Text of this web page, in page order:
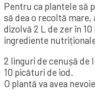
Pentru ca plantele să
să dea o recoltă
dizolvă 2 L de zer în 10
ingrediente
2 linguri de cenușă de
10 picături de iod.
O plantă va avea